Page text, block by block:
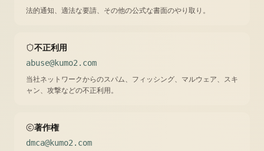
法的通知、適法な要請、その他の公式な書面のやり取り。
不正利用
abuse@kumo2.com
当社ネットワークからのスパム、フィッシング、マルウェア、スキ
ャン、攻撃などの不正利用。
著作権
dmca@kumo2.com